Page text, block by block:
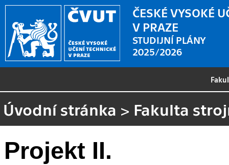
ČESKÉ VYSOKÉ
V PRAZE
STUDIJNÍ PLÁNY
2025/2026
Úvodní stránka > Fakulta
Projekt II.